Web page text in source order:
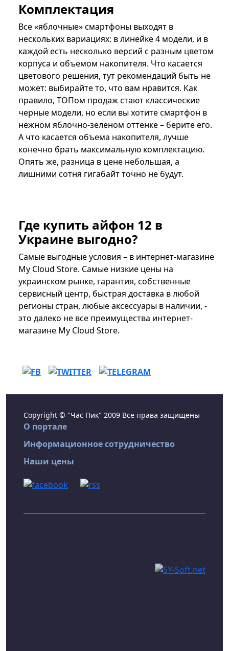
Комплектация
Все «яблочные» смартфоны выходят в
нескольких вариациях: в линейке 4 модели, и в
каждой есть несколько версий с разным цветом
корпуса и объемом накопителя. Что касается
цветового решения, тут рекомендаций быть не
может: выбирайте то, что вам нравится. Как
правило, ТОПом продаж стают классические
черные модели, но если вы хотите смартфон в
нежном яблочно-зеленом оттенке – берите его.
А что касается объема накопителя, лучше
конечно брать максимальную комплектацию.
Опять же, разница в цене небольшая, а
лишними сотня гигабайт точно не будут.
Где купить айфон 12 в
Украине выгодно?
Самые выгодные условия – в интернет-магазине
My Cloud Store. Самые низкие цены на
украинском рынке, гарантия, собственные
сервисный центр, быстрая доставка в любой
регионы стран, любые аксессуары в наличии, -
это далеко не все преимущества интернет-
магазине My Cloud Store.
Copyright © "Час Пик" 2009 Все права защищены
О портале
Информационное сотрудничество
Наши цены